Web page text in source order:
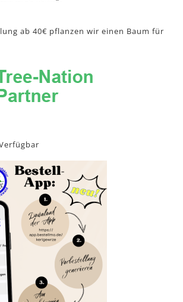
ab 40€ pflanzen wir einen Baum für